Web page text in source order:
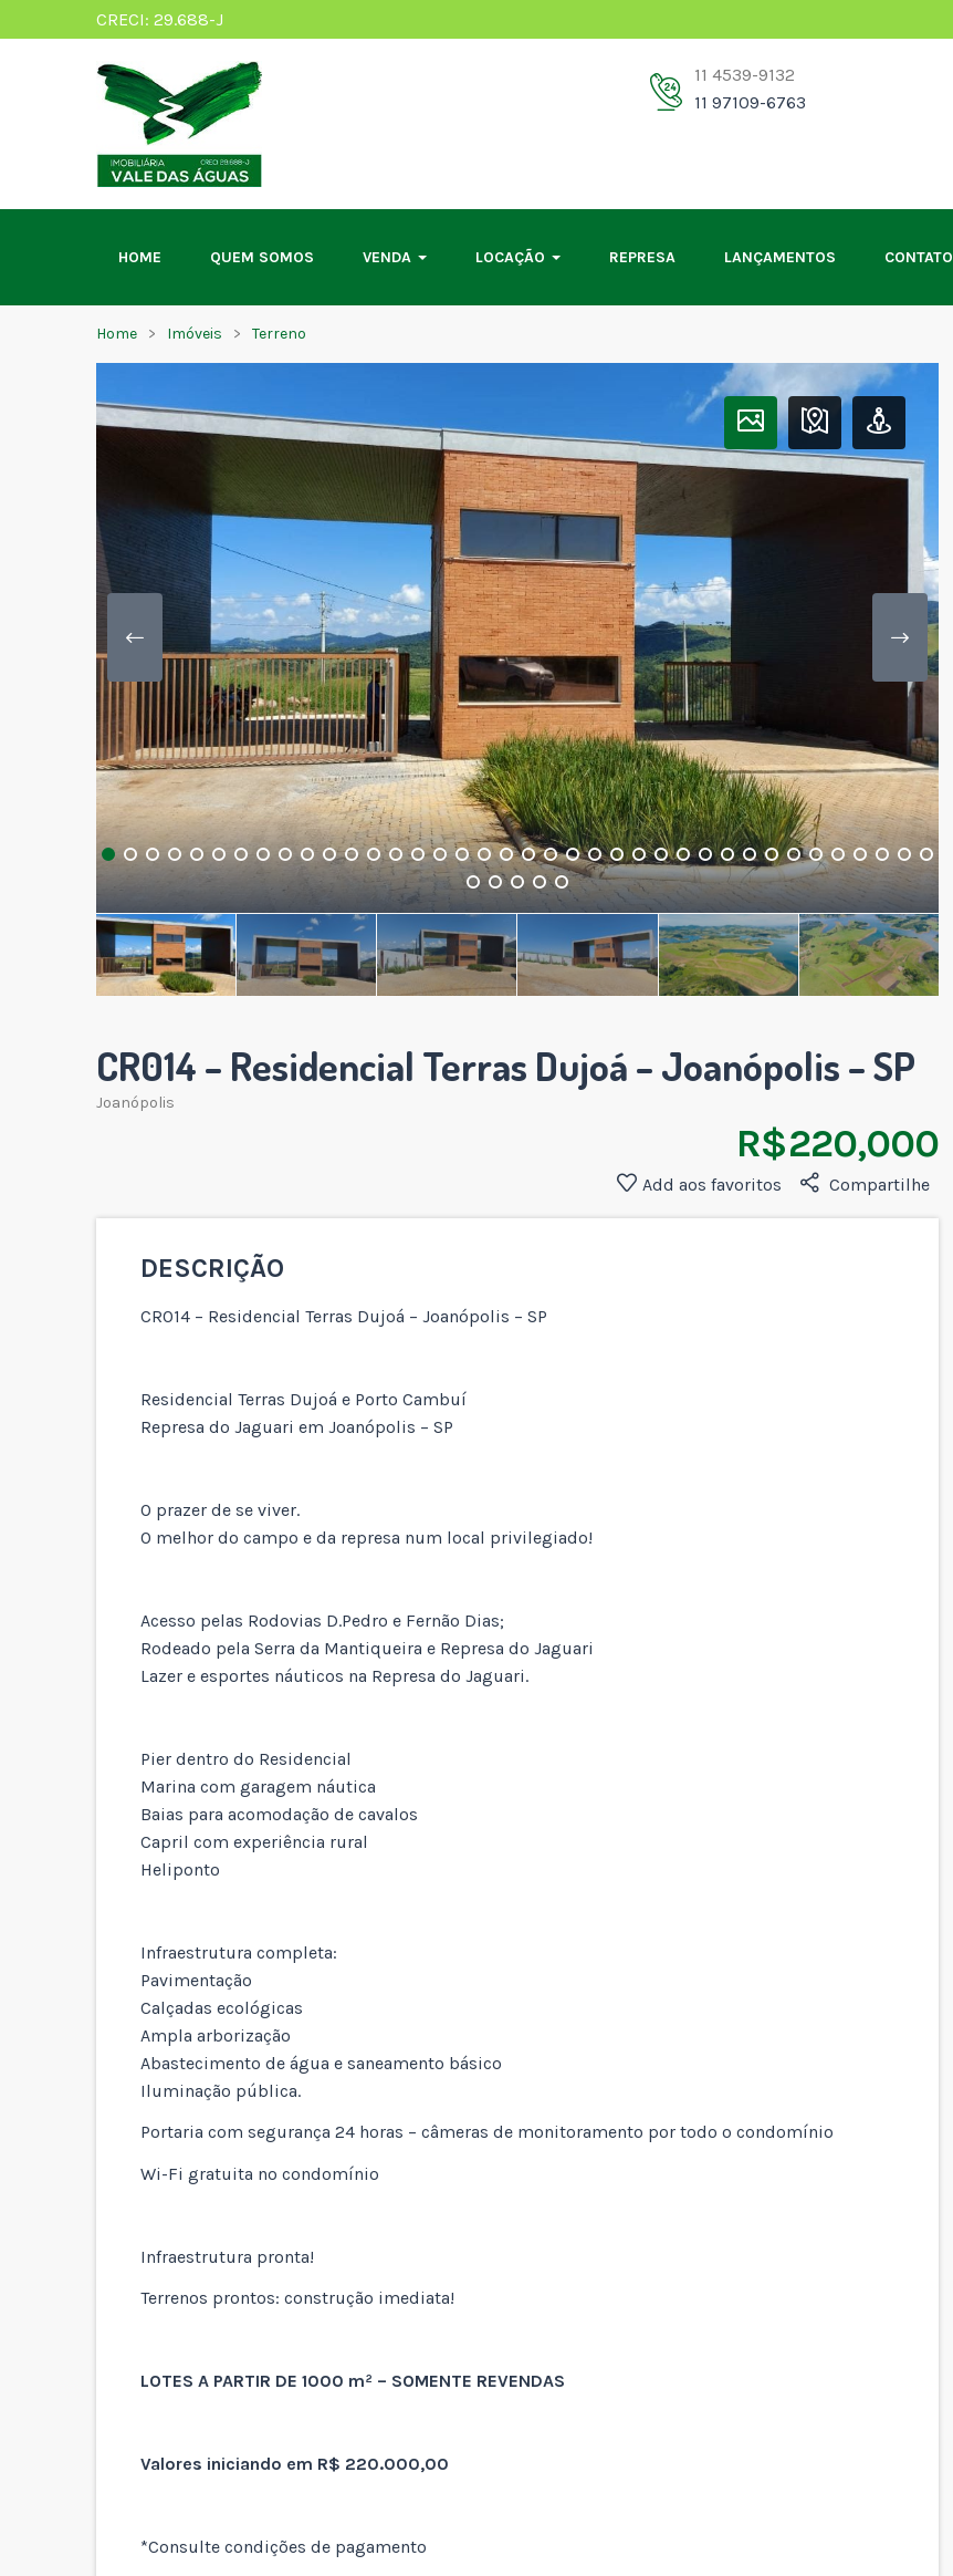
CRECI: 29.688-J
11 4539-9132
11 97109-6763
HOME QUEM SOMOS VENDA LOCAÇÃO REPRESA LANÇAMENTOS CONTATO
Home Imóveis Terreno
CR014 – Residencial Terras Dujoá – Joanópolis – SP
Joanópolis
R$ 220,000
Compartilhe
Add aos favoritos
DESCRIÇÃO
CR014 – Residencial Terras Dujoá – Joanópolis – SP
Residencial Terras Dujoá e Porto Cambuí
Represa do Jaguari em Joanópolis – SP
O prazer de se viver.
O melhor do campo e da represa num local privilegiado!
Acesso pelas Rodovias D.Pedro e Fernão Dias;
Rodeado pela Serra da Mantiqueira e Represa do Jaguari
Lazer e esportes náuticos na Represa do Jaguari.
Pier dentro do Residencial
Marina com garagem náutica
Baias para acomodação de cavalos
Capril com experiência rural
Heliponto
Infraestrutura completa:
Pavimentação
Calçadas ecológicas
Ampla arborização
Abastecimento de água e saneamento básico
Iluminação pública.
Portaria com segurança 24 horas – câmeras de monitoramento por todo o condomínio
Wi-Fi gratuita no condomínio
Infraestrutura pronta!
Terrenos prontos: construção imediata!
LOTES A PARTIR DE 1000 m² – SOMENTE REVENDAS
Valores iniciando em R$ 220.000,00
*Consulte condições de pagamento